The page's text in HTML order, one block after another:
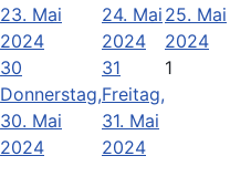
23. Mai
2024
24. Mai
2024
25. Mai
2024
30
Donnerstag,
30. Mai
2024
31
Freitag,
31. Mai
2024
1